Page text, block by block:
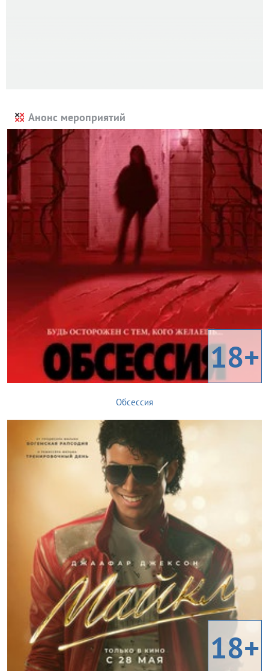
Анонс мероприятий
18+
Обсессия
18+